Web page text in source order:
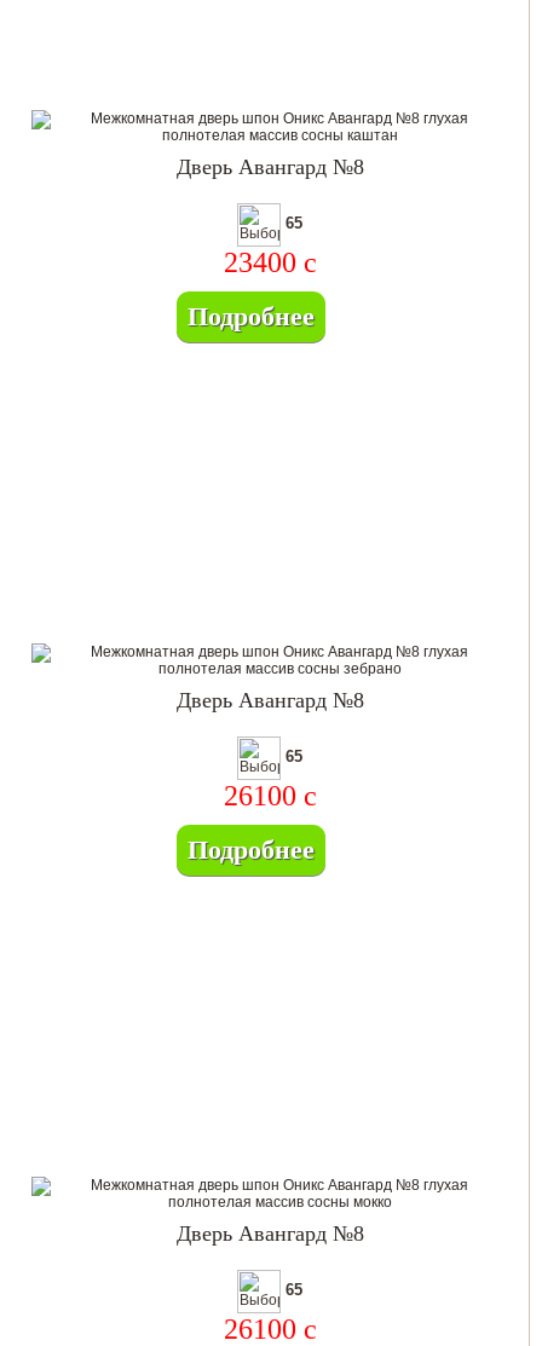
Дверь Авангард №8
65
23400 c
Подробнее
Дверь Авангард №8
65
26100 c
Подробнее
Дверь Авангард №8
65
26100 c